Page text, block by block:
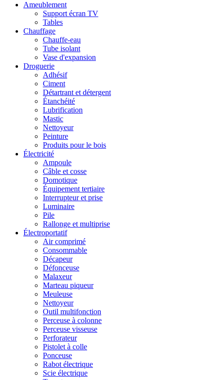
Ameublement
Support écran TV
Tables
Chauffage
Chauffe-eau
Tube isolant
Vase d'expansion
Droguerie
Adhésif
Ciment
Détartrant et détergent
Étanchéité
Lubrification
Mastic
Nettoyeur
Peinture
Produits pour le bois
Électricité
Ampoule
Câble et cosse
Domotique
Équipement tertiaire
Interrupteur et prise
Luminaire
Pile
Rallonge et multiprise
Électroportatif
Air comprimé
Consommable
Décapeur
Défonceuse
Malaxeur
Marteau piqueur
Meuleuse
Nettoyeur
Outil multifonction
Perceuse à colonne
Perceuse visseuse
Perforateur
Pistolet à colle
Ponceuse
Rabot électrique
Scie électrique